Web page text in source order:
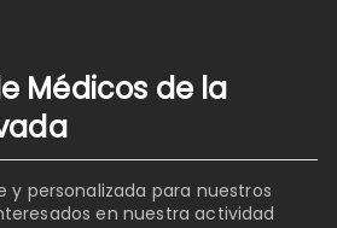
Médicos de la
personalizada para nuestros
en nuestra actividad